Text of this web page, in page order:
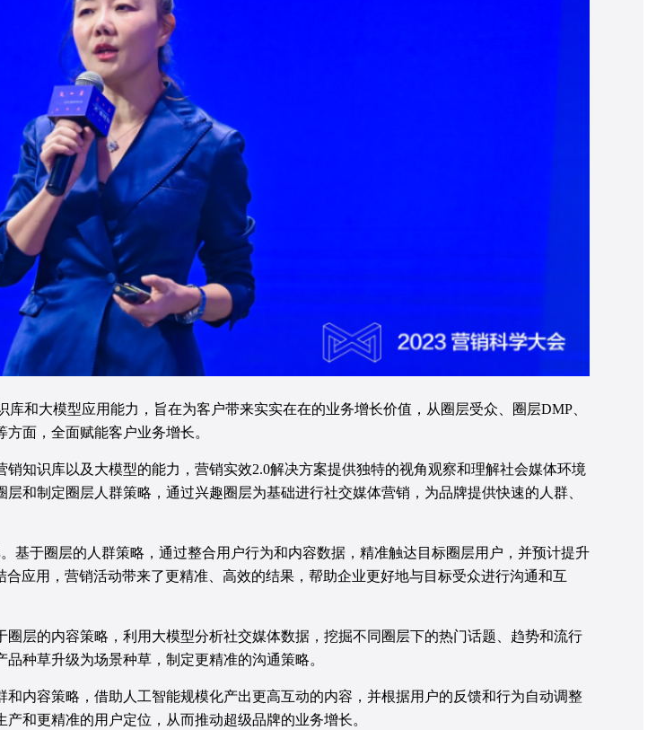
和大模型应用能力，旨在为客户带来实实在在的业务增长价值，从圈层受众、圈层DMP、
面，全面赋能客户业务增长。
知识库以及大模型的能力，营销实效2.0解决方案提供独特的视角观察和理解社会媒体环境
和制定圈层人群策略，通过兴趣圈层为基础进行社交媒体营销，为品牌提供快速的人群、
基于圈层的人群策略，通过整合用户行为和内容数据，精准触达目标圈层用户，并预计提升
应用，营销活动带来了更精准、高效的结果，帮助企业更好地与目标受众进行沟通和互
层的内容策略，利用大模型分析社交媒体数据，挖掘不同圈层下的热门话题、趋势和流行
种草升级为场景种草，制定更精准的沟通策略。
内容策略，借助人工智能规模化产出更高互动的内容，并根据用户的反馈和行为自动调整
和更精准的用户定位，从而推动超级品牌的业务增长。